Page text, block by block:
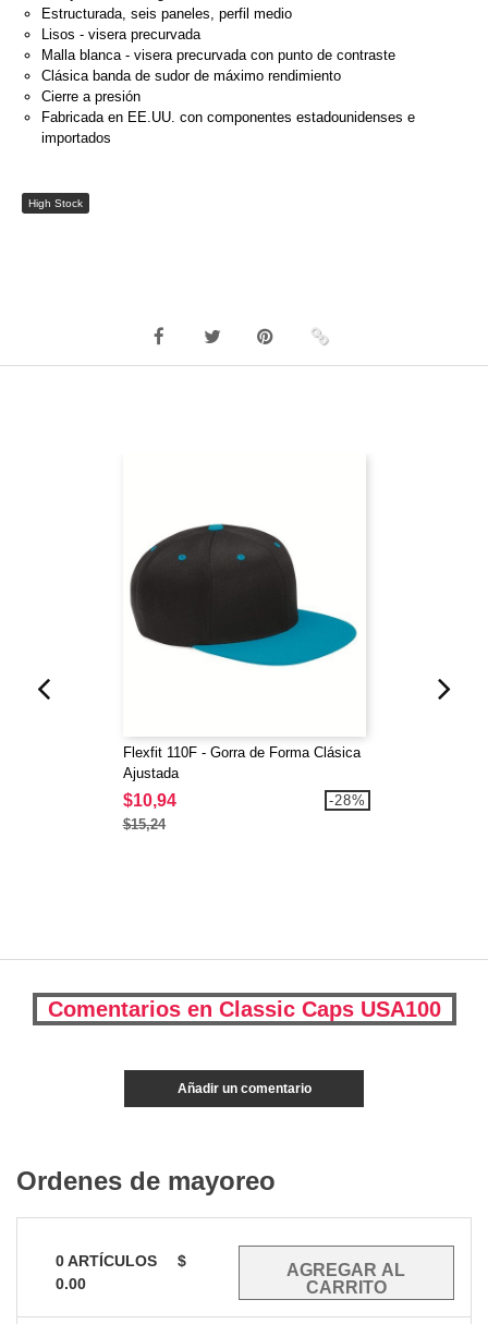
Estructurada, seis paneles, perfil medio
Lisos - visera precurvada
Malla blanca - visera precurvada con punto de contraste
Clásica banda de sudor de máximo rendimiento
Cierre a presión
Fabricada en EE.UU. con componentes estadounidenses e
importados
High Stock
Flexfit 110F - Gorra de Forma Clásica
Ajustada
$10,94
$15,24
-28%
Comentarios en Classic Caps USA100
Añadir un comentario
Ordenes de mayoreo
0ARTÍCULOS
$
0.00